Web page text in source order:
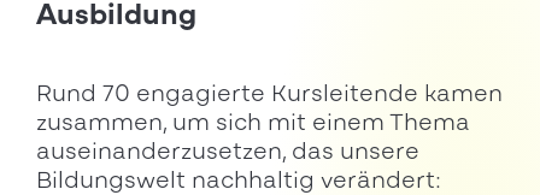
Ausbildung
Rund 70 engagierte Kursleitende kamen
zusammen, um sich mit einem Thema
auseinanderzusetzen, das unsere
Bildungswelt nachhaltig verändert: